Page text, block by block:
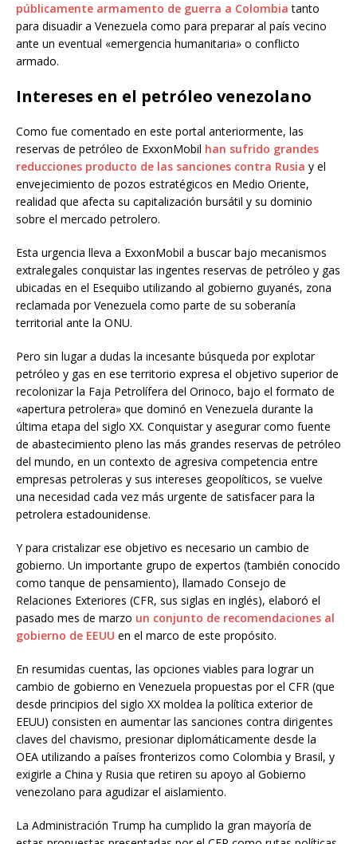
públicamente armamento de guerra a Colombia tanto
para disuadir a Venezuela como para preparar al país vecino
ante un eventual «emergencia humanitaria» o conflicto
armado.
Intereses en el petróleo venezolano
Como fue comentado en este portal anteriormente, las
reservas de petróleo de ExxonMobil han sufrido grandes
reducciones producto de las sanciones contra Rusia y el
envejecimiento de pozos estratégicos en Medio Oriente,
realidad que afecta su capitalización bursátil y su dominio
sobre el mercado petrolero.
Esta urgencia lleva a ExxonMobil a buscar bajo mecanismos
extralegales conquistar las ingentes reservas de petróleo y gas
ubicadas en el Esequibo utilizando al gobierno guyanés, zona
reclamada por Venezuela como parte de su soberanía
territorial ante la ONU.
Pero sin lugar a dudas la incesante búsqueda por explotar
petróleo y gas en ese territorio expresa el objetivo superior de
recolonizar la Faja Petrolífera del Orinoco, bajo el formato de
«apertura petrolera» que dominó en Venezuela durante la
última etapa del siglo XX. Conquistar y asegurar como fuente
de abastecimiento pleno las más grandes reservas de petróleo
del mundo, en un contexto de agresiva competencia entre
empresas petroleras y sus intereses geopolíticos, se vuelve
una necesidad cada vez más urgente de satisfacer para la
petrolera estadounidense.
Y para cristalizar ese objetivo es necesario un cambio de
gobierno. Un importante grupo de expertos (también conocido
como tanque de pensamiento), llamado Consejo de
Relaciones Exteriores (CFR, sus siglas en inglés), elaboró el
pasado mes de marzo un conjunto de recomendaciones al
gobierno de EEUU en el marco de este propósito.
En resumidas cuentas, las opciones viables para lograr un
cambio de gobierno en Venezuela propuestas por el CFR (que
desde principios del siglo XX moldea la política exterior de
EEUU) consisten en aumentar las sanciones contra dirigentes
claves del chavismo, presionar diplomáticamente desde la
OEA utilizando a países fronterizos como Colombia y Brasil, y
exigirle a China y Rusia que retiren su apoyo al Gobierno
venezolano para agudizar el aislamiento.
La Administración Trump ha cumplido la gran mayoría de